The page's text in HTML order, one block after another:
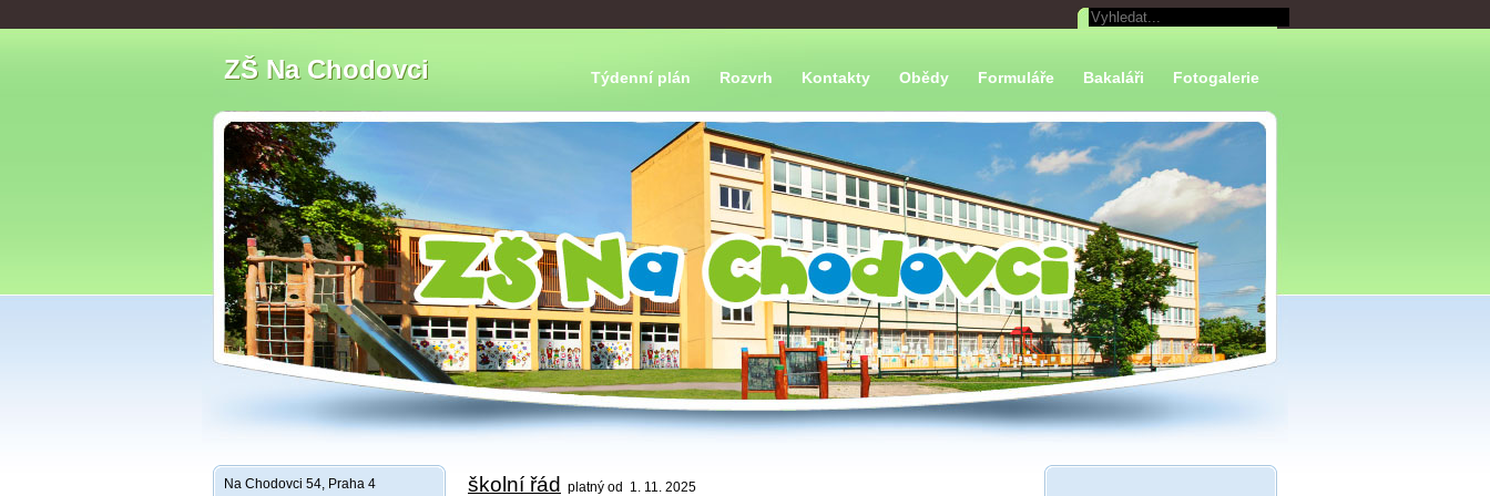
ZŠ Na Chodovci Týdenní plán Rozvrh Kontakty Obědy Formuláře Bakaláři Fotogalerie
Na Chodovci 54, Praha 4
školní řád
platný od 1. 11. 2025